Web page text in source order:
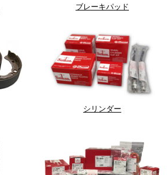
ブレーキパッド
シリンダー